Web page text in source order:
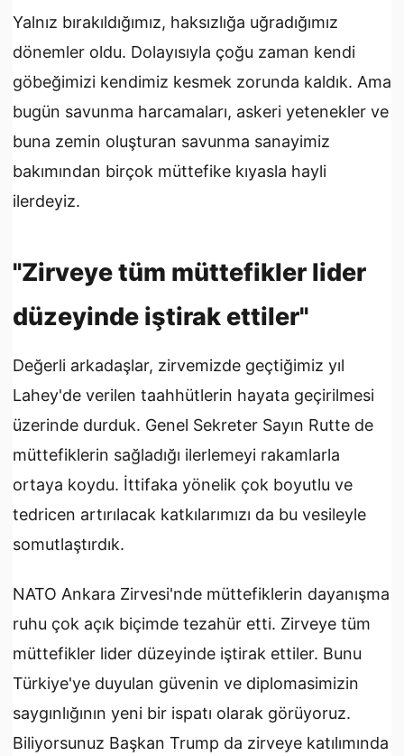
Yalnız bırakıldığımız, haksızlığa uğradığımız
dönemler oldu. Dolayısıyla çoğu zaman kendi
göbeğimizi kendimiz kesmek zorunda kaldık. Ama
bugün savunma harcamaları, askeri yetenekler ve
buna zemin oluşturan savunma sanayimiz
bakımından birçok müttefike kıyasla hayli
ilerdeyiz.
"Zirveye tüm müttefikler lider
düzeyinde iştirak ettiler"
Değerli arkadaşlar, zirvemizde geçtiğimiz yıl
Lahey'de verilen taahhütlerin hayata geçirilmesi
üzerinde durduk. Genel Sekreter Sayın Rutte de
müttefiklerin sağladığı ilerlemeyi rakamlarla
ortaya koydu. İttifaka yönelik çok boyutlu ve
tedricen artırılacak katkılarımızı da bu vesileyle
somutlaştırdık.
NATO Ankara Zirvesi'nde müttefiklerin dayanışma
ruhu çok açık biçimde tezahür etti. Zirveye tüm
müttefikler lider düzeyinde iştirak ettiler. Bunu
Türkiye'ye duyulan güvenin ve diplomasimizin
saygınlığının yeni bir ispatı olarak görüyoruz.
Biliyorsunuz Başkan Trump da zirveye katılımında